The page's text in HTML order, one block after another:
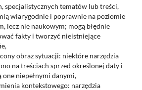
specjalistycznych tematów lub treści,
wiarygodnie i poprawnie na poziomie
lecz nie naukowym; mogą błędnie
fakty i tworzyć nieistniejące
obraz sytuacji: niektóre narzędzia
na treściach sprzed określonej daty i
one niepełnymi danymi,
kontekstowego: narzędzia